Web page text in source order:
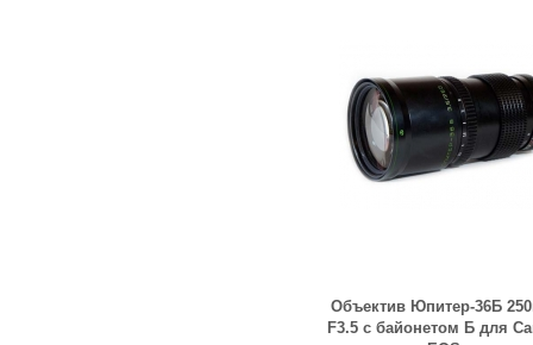
Объектив Юпитер-36Б
F3.5 с байонетом Б для